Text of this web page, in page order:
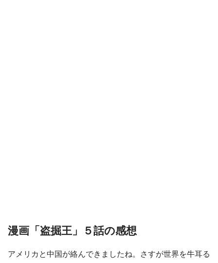
漫画「盗掘王」５話の感想
アメリカと中国が絡んできましたね。さすが世界を牛耳る